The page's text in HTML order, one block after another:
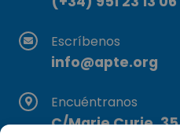
Escríbenos
info@apte.org
Encuéntranos
C/Marie Curie, 35